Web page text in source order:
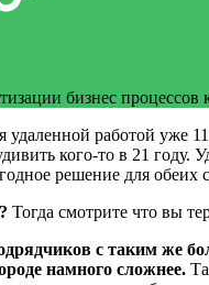
бизнес
работой уже
кого-то в 21 году.
решение для обеих
Тогда смотрите что вы
с таким же
намного сложнее.